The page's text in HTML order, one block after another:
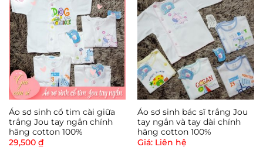
Áo sơ sinh cổ tim cài giữa
trắng Jou tay ngắn chính
hãng cotton 100%
29,500 ₫
Áo sơ sinh bác sĩ trắng Jou
tay ngắn và tay dài chính
hãng cotton 100%
Giá: Liên hệ